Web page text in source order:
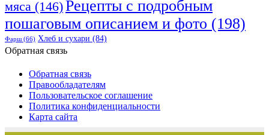
мяса (146)Рецепты с подробным
пошаговым описанием и фото (198)
Фарш(66) Хлеб и сухари (84)
Обратная связь
Обратная связь
Правообладателям
Пользовательское соглашение
Политика конфиденциальности
Карта сайта